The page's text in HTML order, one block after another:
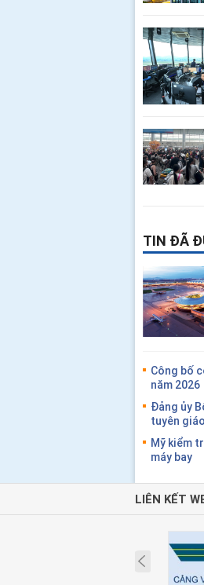
TIN ĐÃ
Công bố
năm 2026
Đảng ủy
tuyên
Mỹ kiểm
máy bay
LIÊN KẾT